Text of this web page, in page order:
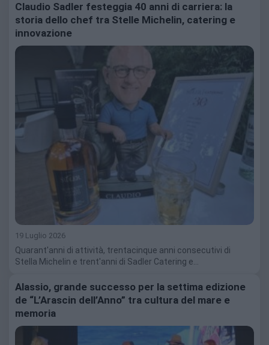
Claudio Sadler festeggia 40 anni di carriera: la
storia dello chef tra Stelle Michelin, catering e
innovazione
19 Luglio 2026
Quarant'anni di attività, trentacinque anni consecutivi di
Stella Michelin e trent'anni di Sadler Catering e…
Alassio, grande successo per la settima edizione
de “L’Arascin dell’Anno” tra cultura del mare e
memoria